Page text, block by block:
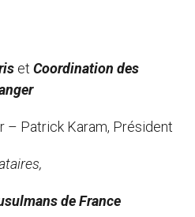
et Coordination des
– Patrick Karam, Président
de France